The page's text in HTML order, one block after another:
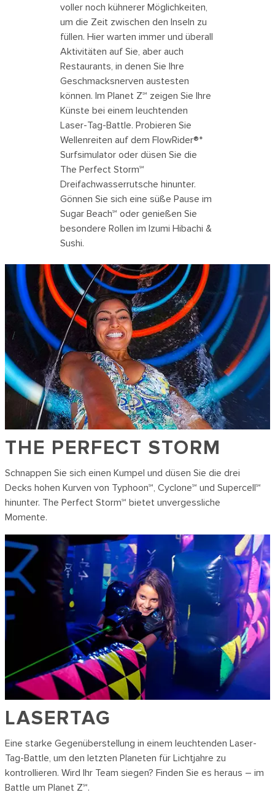
voller noch kühnerer Möglichkeiten,
um die Zeit zwischen den Inseln zu
füllen. Hier warten immer und überall
Aktivitäten auf Sie, aber auch
Restaurants, in denen Sie Ihre
Geschmacksnerven austesten
können. Im Planet Z℠ zeigen Sie Ihre
Künste bei einem leuchtenden
Laser-Tag-Battle. Probieren Sie
Wellenreiten auf dem FlowRider®*
Surfsimulator oder düsen Sie die
The Perfect Storm℠
Dreifachwasserrutsche hinunter.
Gönnen Sie sich eine süße Pause im
Sugar Beach℠ oder genießen Sie
besondere Rollen im Izumi Hibachi &
Sushi.
THE PERFECT STORM
Schnappen Sie sich einen Kumpel und düsen Sie die drei
Decks hohen Kurven von Typhoon℠, Cyclone℠ und Supercell℠
hinunter. The Perfect Storm℠ bietet unvergessliche
Momente.
LASERTAG
Eine starke Gegenüberstellung in einem leuchtenden Laser-
Tag-Battle, um den letzten Planeten für Lichtjahre zu
kontrollieren. Wird Ihr Team siegen? Finden Sie es heraus – im
Battle um Planet Z℠.